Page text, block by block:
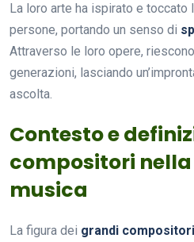
La loro arte ha ispirato e toccato
persone, portando un senso di
Attraverso le loro opere,
generazioni, lasciando
ascolta.
Contesto e
compositori
musica
La figura dei grandi compositori